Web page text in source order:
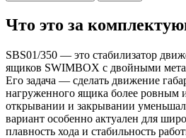
Что это за
SBS01/350 — это стабилизатор
ящиков SWIMBOX с двойными
Его задача — сделать движение
нагруженного ящика более ровным
открывании и закрывании
вариант особенно актуален для
плавность хода и стабильность